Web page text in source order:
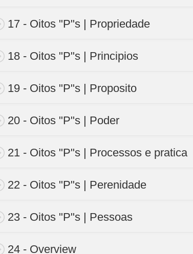
17 - Oitos "P"s | Propriedade
18 - Oitos "P"s | Principios
19 - Oitos "P"s | Proposito
20 - Oitos "P"s | Poder
21 - Oitos "P"s | Processos e pratica
22 - Oitos "P"s | Perenidade
23 - Oitos "P"s | Pessoas
24 - Overview